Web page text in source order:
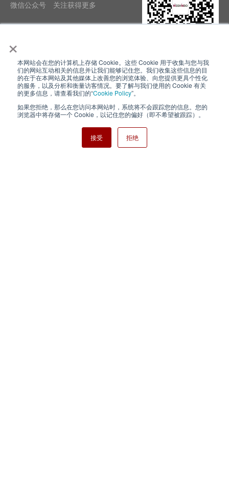
×
本网站会在您的计算机上存储 Cookie。这些 Cookie 用于收集与您与我
们的网站互动相关的信息并让我们能够记住您。我们收集这些信息的目
的在于在本网站及其他媒体上改善您的浏览体验、向您提供更具个性化
的服务，以及分析和衡量访客情况。要了解与我们使用的 Cookie 有关
的更多信息，请查看我们的“Cookie Policy”。
如果您拒绝，那么在您访问本网站时，系统将不会跟踪您的信息。您的
浏览器中将存储一个 Cookie，以记住您的偏好（即不希望被跟踪）。
接受 拒绝
微信公众号 关注获得更多
隐私政策 使用条款
Cookie Policy 网站地图
Nisshinbo Holdings Inc.
Copyright ⓒ Nisshinbo Micro Devices Inc. All Rights Reserved.